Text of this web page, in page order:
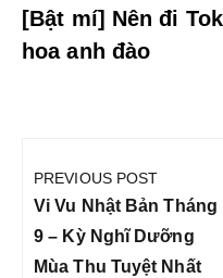
[Bật mí] Nên đi
hoa anh đào
hướng
bài
viết
PREVIOUS POST
Previous
Post:
Vi Vu Nhật Bản Tháng
9 – Kỳ Nghĩ Dưỡng
Mùa Thu Tuyệt Nhất